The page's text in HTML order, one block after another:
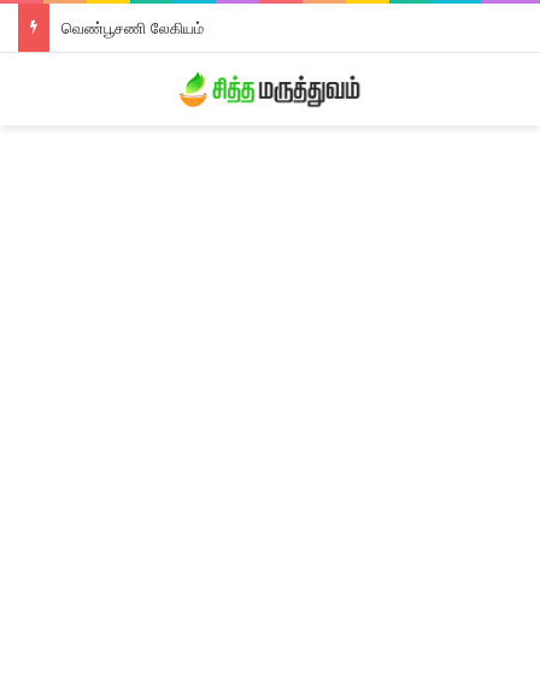
வெண்பூசணி லேகியம்